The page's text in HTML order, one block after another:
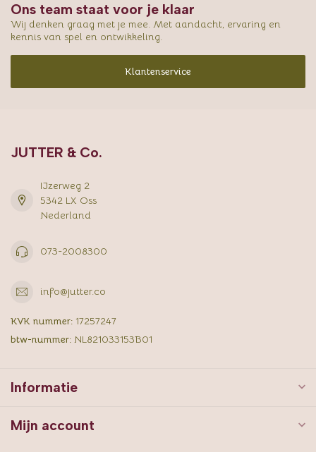
Ons team staat voor je klaar
Wij denken graag met je mee. Met aandacht, ervaring en
kennis van spel en ontwikkeling.
Klantenservice
JUTTER & Co.
IJzerweg 2
5342 LX Oss
Nederland
073-2008300
info@jutter.co
KVK nummer: 17257247
btw-nummer: NL821033153B01
Informatie
Mijn account